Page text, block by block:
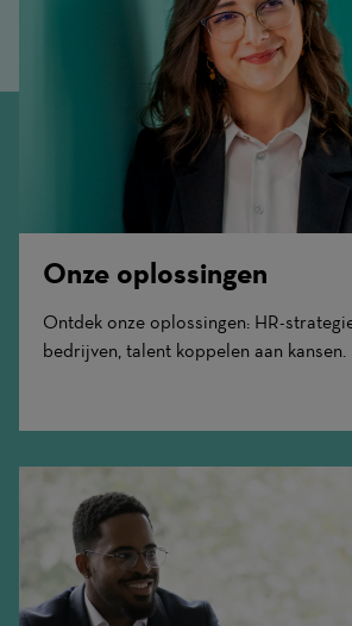
Onze oplossingen
Ontdek onze oplossingen: HR-
bedrijven, talent koppelen aan kansen.